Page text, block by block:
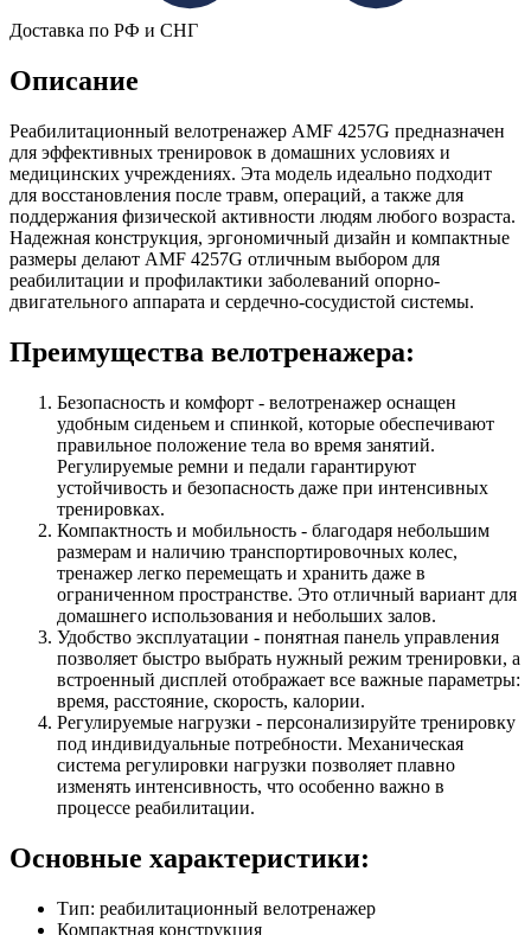
Доставка по РФ и СНГ
Описание
Реабилитационный велотренажер AMF 4257G предназначен
для эффективных тренировок в домашних условиях и
медицинских учреждениях. Эта модель идеально подходит
для восстановления после травм, операций, а также для
поддержания физической активности людям любого возраста.
Надежная конструкция, эргономичный дизайн и компактные
размеры делают AMF 4257G отличным выбором для
реабилитации и профилактики заболеваний опорно-
двигательного аппарата и сердечно-сосудистой системы.
Преимущества велотренажера:
Безопасность и комфорт - велотренажер оснащен
удобным сиденьем и спинкой, которые обеспечивают
правильное положение тела во время занятий.
Регулируемые ремни и педали гарантируют
устойчивость и безопасность даже при интенсивных
тренировках.
Компактность и мобильность - благодаря небольшим
размерам и наличию транспортировочных колес,
тренажер легко перемещать и хранить даже в
ограниченном пространстве. Это отличный вариант для
домашнего использования и небольших залов.
Удобство эксплуатации - понятная панель управления
позволяет быстро выбрать нужный режим тренировки, а
встроенный дисплей отображает все важные параметры:
время, расстояние, скорость, калории.
Регулируемые нагрузки - персонализируйте тренировку
под индивидуальные потребности. Механическая
система регулировки нагрузки позволяет плавно
изменять интенсивность, что особенно важно в
процессе реабилитации.
Основные характеристики:
Тип: реабилитационный велотренажер
Компактная конструкция